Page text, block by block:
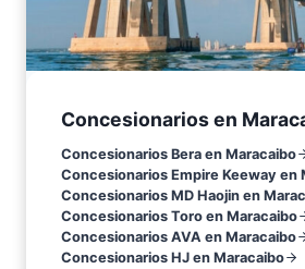
Concesionarios en
Concesionarios Bera en Maracaibo
Concesionarios Empire Keeway en
Concesionarios MD Haojin en
Concesionarios Toro en Maracaibo
Concesionarios AVA en Maracaibo
Concesionarios HJ en Maracaibo